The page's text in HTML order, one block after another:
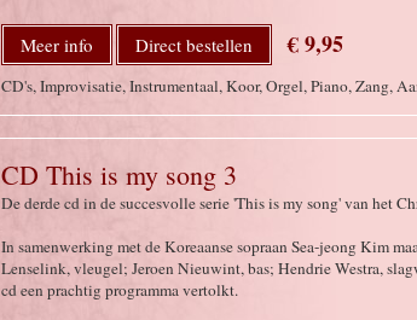
Meer info Direct bestellen € 9,95
CD's, Improvisatie, Instrumentaal, Koor, Orgel, Piano, Zang,
CD This is my song 3
De derde cd in de succesvolle serie 'This is my song' van het
In samenwerking met de Koreaanse sopraan Sea-jeong Kim
Lenselink, vleugel; Jeroen Nieuwint, bas; Hendrie Westra,
cd een prachtig programma vertolkt.